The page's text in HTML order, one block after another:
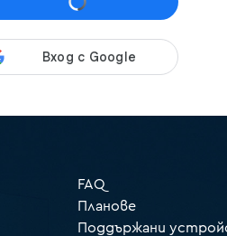
FAQ
Планове
Поддържани